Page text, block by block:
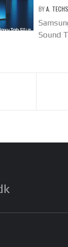
BYA.
Sound